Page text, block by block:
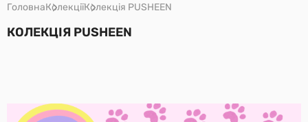
ГоловнаКолекціїКолекція PUSHEEN
КОЛЕКЦІЯ PUSHEEN